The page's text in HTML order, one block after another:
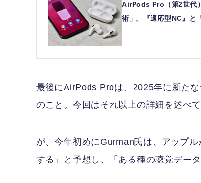
AirPods Pro（第2世代
術」。『適応型NC』と
最後にAirPods Proは、2025年に新た
のこと。今回はそれ以上の詳細を述べ
が、今年初めにGurman氏は、アップ
する」と予想し、「ある種の聴覚デー